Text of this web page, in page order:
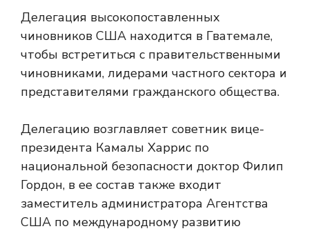
Делегация высокопоставленных
чиновников США находится в Гватемале,
чтобы встретиться с правительственными
чиновниками, лидерами частного сектора и
представителями гражданского общества.
Делегацию возглавляет советник вице-
президента Камалы Харрис по
национальной безопасности доктор Филип
Гордон, в ее состав также входит
заместитель администратора Агентства
США по международному развитию